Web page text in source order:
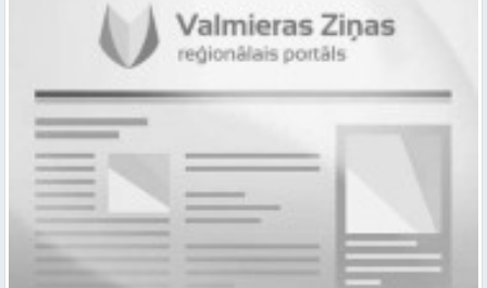
(turpmāk – IKT) saistīto problēmu pieteikumu pārvaldību un
operatīvu risināšanu; nodrošināt datortehnikas lietotāju atbalstu
un ar to saistīto problēmsituāciju risināšanu; uzstādīt, konfigurēt,
diagnosticēt un modernizēt Pašvaldības iestāžu datortehniku,
datortīklus un programmatūru, novērst kļūmes to darbībā;
kontrolēt ārējo pakalpojumu sniedzēju darbu izpildi Pašvaldības
iestādēs infrastruktūras uzturēšanā; sagatavot priekšlikumus par
IKT nomaiņu un efektīvāku izmantošanu; un ja Tev ir: vismaz vidējā
profesionālā izglītība informācijas tehnoloģiju jomā; darba
pieredze (ar informācijas tehnoloģijām saistītā jomā); izpratne par
datortehnikas un biroja tehnikas uzbūvi un problēmu risināšanas
secību; izpratne par datortīkla uzbūvi, tīkla iekārtu darbības
principiem; valsts valodas prasmes atbilstoši Valsts valodas likuma
prasībām; kompetences: ļoti labas organizatoriskās un saskarsmes
spējas, argumentācijas prasme; prasme patstāvīgi pieņemt